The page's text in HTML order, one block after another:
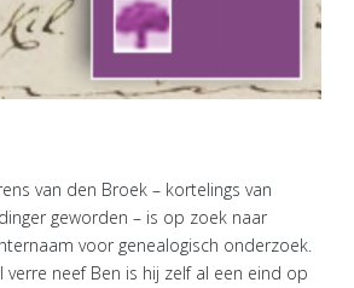
van den Broek – kortelings van
geworden – is op zoek naar
voor genealogisch onderzoek.
verre neef Ben is hij zelf al een eind op